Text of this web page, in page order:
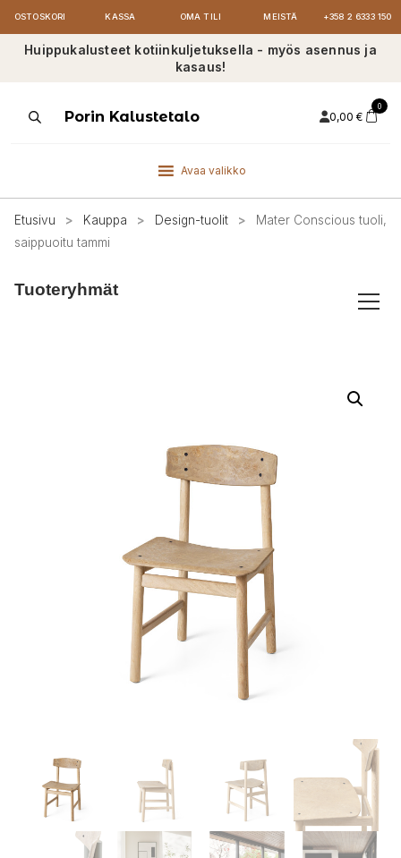
OSTOSKORI KASSA OMA TILI MEISTÄ +358 2 6333 150
Huippukalusteet kotiinkuljetuksella - myös asennus ja
kasaus!
ProductsPorin Kalustetalo 0,00 €
0
Avaa valikko
Etusivu > Kauppa > Design-tuolit >
Mater Conscious tuoli,
saippuoitu tammi
Tuoteryhmät